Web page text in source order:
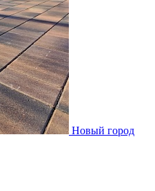
Новый город